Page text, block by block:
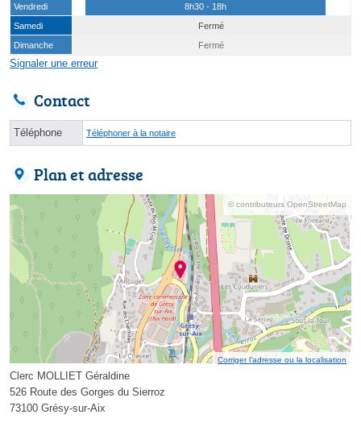
Vendredi
8h30 - 18h
Samedi
Fermé
Dimanche
Fermé
Signaler une erreur
Contact
Téléphone Téléphoner à la notaire
Plan et adresse
© contributeurs OpenStreetMap
Corriger l’adresse ou la localisation
Clerc MOLLIET Géraldine
526 Route des Gorges du Sierroz
73100 Grésy-sur-Aix